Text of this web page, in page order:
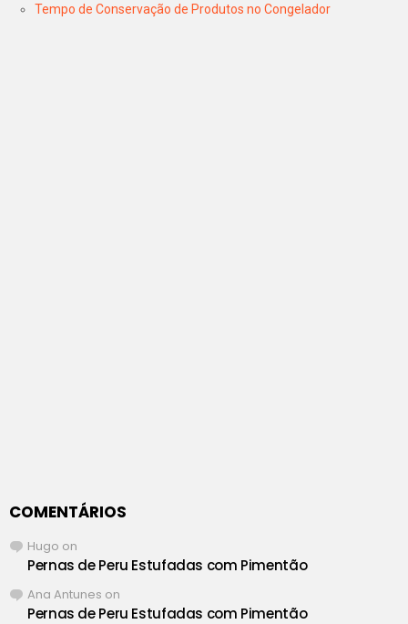
Tempo de Conservação de Produtos no Congelador
COMENTÁRIOS
Hugo on
Pernas de Peru Estufadas com Pimentão
Ana Antunes on
Pernas de Peru Estufadas com Pimentão